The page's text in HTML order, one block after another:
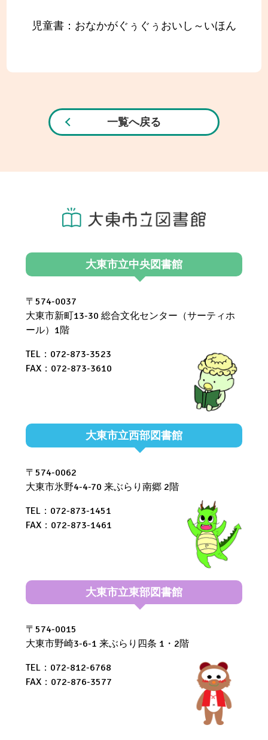
児童書：おなかがぐぅぐぅおいし～いほん
一覧へ戻る
大東市立中央図書館
〒574-0037
大東市新町13-30 総合文化センター（サーティホ
ール）1階
TEL：072-873-3523
FAX：072-873-3610
大東市立西部図書館
〒574-0062
大東市氷野4-4-70 来ぶらり南郷 2階
TEL：072-873-1451
FAX：072-873-1461
大東市立東部図書館
〒574-0015
大東市野崎3-6-1 来ぶらり四条 1・2階
TEL：072-812-6768
FAX：072-876-3577